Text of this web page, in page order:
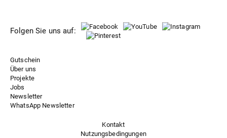
Folgen Sie uns auf:
Gutschein
Über uns
Projekte
Jobs
Newsletter
WhatsApp Newsletter
Kontakt
Nutzungsbedingungen